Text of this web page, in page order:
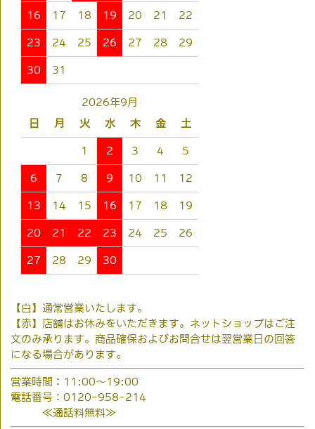
16 17 18 19 20 21 22
23 24 25 26 27 28 29
30 31
2026年9月
日
月 火 水 木 金 土
1 2 3 4 5
6 7 8 9 10 11 12
13 14 15 16 17 18 19
20 21 22 23 24 25 26
27 28 29 30
【白】通常営業いたします。
【赤】店舗はお休みをいただきます。ネットショップはご注
文のみ承ります。商品確保およびお問合せは翌営業日の回答
になる場合があります。
営業時間：11:00～19:00
電話番号：0120-958-214
≪通話料無料≫